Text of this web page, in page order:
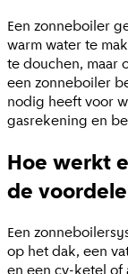
Een zonneboiler
warm water te
te douchen, maar
een zonneboiler
nodig heeft voor
gasrekening en
Hoe werkt
de
Een
op het dak, een